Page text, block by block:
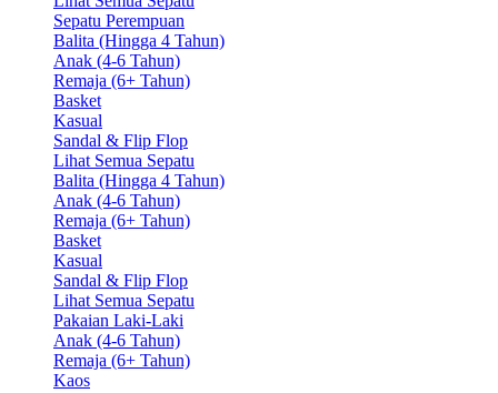
Sepatu Perempuan
Balita (Hingga 4 Tahun)
Anak (4-6 Tahun)
Remaja (6+ Tahun)
Basket
Kasual
Sandal & Flip Flop
Lihat Semua Sepatu
Balita (Hingga 4 Tahun)
Anak (4-6 Tahun)
Remaja (6+ Tahun)
Basket
Kasual
Sandal & Flip Flop
Lihat Semua Sepatu
Pakaian Laki-Laki
Anak (4-6 Tahun)
Remaja (6+ Tahun)
Kaos